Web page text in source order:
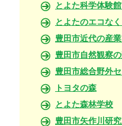
とよた科学体験館
とよたのエコな
豊田市近代の産
豊田市自然観察
豊田市総合野外
トヨタの森
とよた森林学校
豊田市矢作川研